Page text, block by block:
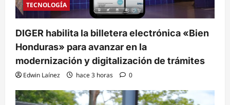
TECNOLOGÍA
DIGER habilita la billetera electrónica «Bien
Honduras» para avanzar en la
modernización y digitalización de trámites
Edwin Laínez hace 3 horas 0